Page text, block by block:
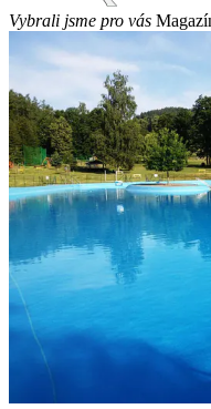
Vybrali jsme pro vás